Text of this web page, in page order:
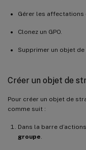
Gérer les affectations
Clonez un GPO.
Supprimer un objet
Créer un objet de
Pour créer un objet de
comme suit :
Dans la barre
groupe